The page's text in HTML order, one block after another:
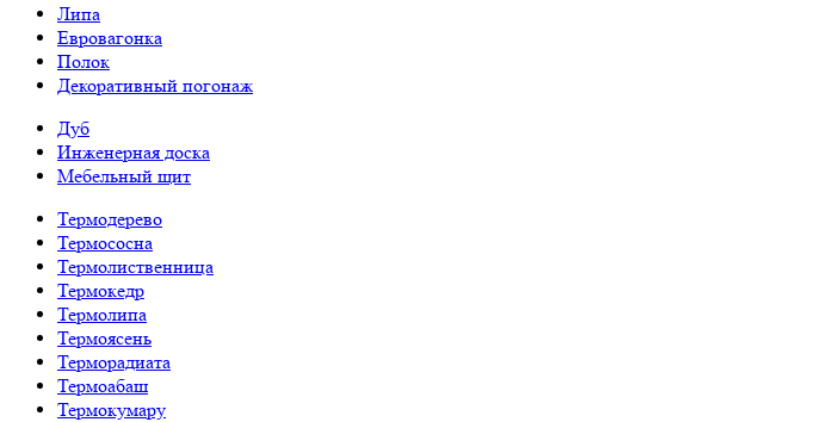
Липа
Евровагонка
Полок
Декоративный погонаж
Дуб
Инженерная доска
Мебельный щит
Термодерево
Термососна
Термолиственница
Термокедр
Термолипа
Термоясень
Терморадиата
Термоабаш
Термокумару